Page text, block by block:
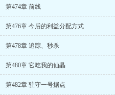
第474章 前线
第476章 今后的利益分配方式
第478章 追踪、秒杀
第480章 它吃我的仙晶
第482章 驻守一号据点